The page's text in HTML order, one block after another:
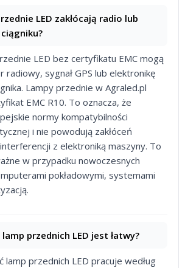
LED zakłócają radio lub
LED bez certyfikatu EMC mogą
radiowy, sygnał GPS lub elektronikę
Lampy przednie w Agraled.pl
EMC R10. To oznacza, że
normy kompatybilności
i nie powodują zakłóceń
z elektroniką maszyny. To
w przypadku nowoczesnych
pokładowymi, systemami
przednich LED jest łatwy?
lamp przednich LED pracuje według